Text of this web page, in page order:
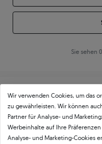
Sie sehen
Über11 4845★
Wir verwenden Cookies, um das
zu gewährleisten. Wir können
Partner für Analyse- und
Werbeinhalte auf Ihre
Analyse- und Marketing-Cookies